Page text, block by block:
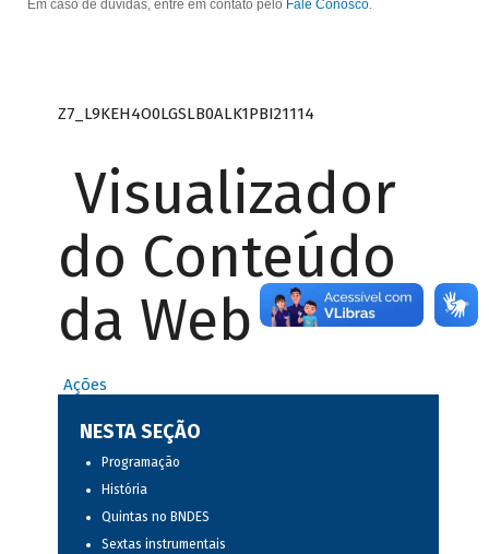
Em caso de dúvidas, entre em contato pelo Fale Conosco.
Z7_L9KEH4O0LGSLB0ALK1PBI21114
Visualizador
do Conteúdo
da Web
Ações
NESTA SEÇÃO
Programação
História
Quintas no BNDES
Sextas instrumentais